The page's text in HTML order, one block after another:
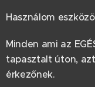
Használom
Minden ami az
tapasztalt úton,
érkezőnek.